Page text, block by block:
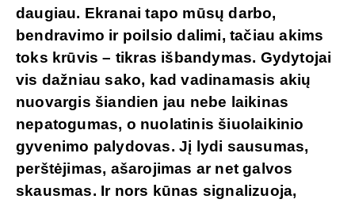
daugiau. Ekranai tapo mūsų darbo,
bendravimo ir poilsio dalimi, tačiau akims
toks krūvis – tikras išbandymas. Gydytojai
vis dažniau sako, kad vadinamasis akių
nuovargis šiandien jau nebe laikinas
nepatogumas, o nuolatinis šiuolaikinio
gyvenimo palydovas. Jį lydi sausumas,
perštėjimas, ašarojimas ar net galvos
skausmas. Ir nors kūnas signalizuoja,